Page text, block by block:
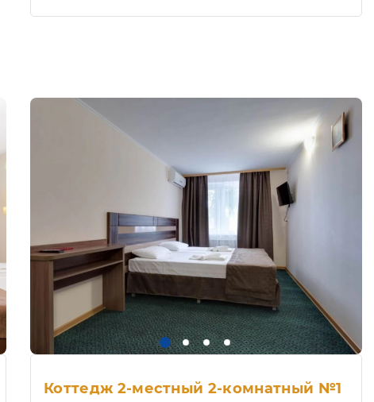
Коттедж 2-местный 2-комнатный №1